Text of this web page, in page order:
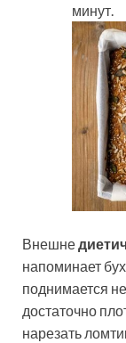
минут.
Внешне
напоминает
поднимается
достаточно
нарезать